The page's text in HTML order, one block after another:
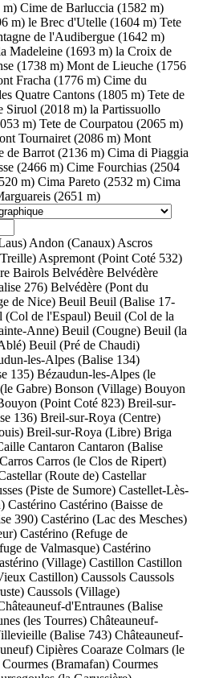
m) Cime de Barluccia (1582 m)
m) le Brec d'Utelle (1604 m) Tete
de l'Audibergue (1642 m)
Madeleine (1693 m) la Croix de
(1738 m) Mont de Lieuche (1756
Fracha (1776 m) Cime du
Quatre Cantons (1805 m) Tete de
Siruol (2018 m) la Partissuollo
m) Tete de Courpatou (2065 m)
Tournairet (2086 m) Mont
de Barrot (2136 m) Cima di Piaggia
(2466 m) Cime Fourchias (2504
m) Cima Pareto (2532 m) Cima
(2651 m)
Andon (Canaux) Ascros
Aspremont (Point Coté 532)
Bairols Belvédère Belvédère
276) Belvédère (Pont du
de Nice) Beuil Beuil (Balise 17-
(Col de l'Espaul) Beuil (Col de la
Anne) Beuil (Cougne) Beuil (la
Beuil (Pré de Chaudi)
les-Alpes (Balise 134)
135) Bézaudun-les-Alpes (le
Gabre) Bonson (Village) Bouyon
(Point Coté 823) Breil-sur-
136) Breil-sur-Roya (Centre)
Breil-sur-Roya (Libre) Briga
Cantaron Cantaron (Balise
Carros Carros (le Clos de Ripert)
(Route de) Castellar
(Piste de Sumore) Castellet-Lès-
Castérino Castérino (Baisse de
390) Castérino (Lac des Mesches)
Castérino (Refuge de
de Valmasque) Castérino
(Village) Castillon Castillon
Castillon) Caussols Caussols
Caussols (Village)
d'Entraunes (Balise
(les Tourres) Châteauneuf-
(Balise 743) Châteauneuf-
Cipières Coaraze Colmars (le
Courmes (Bramafan) Courmes